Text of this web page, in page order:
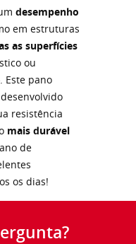
desempenho
em estruturas
as superfícies
ou
Este pano
resistência
mais durável
de
os dias!